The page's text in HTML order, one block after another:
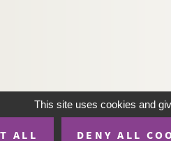
This site uses cookies and
ALL DENY ALL